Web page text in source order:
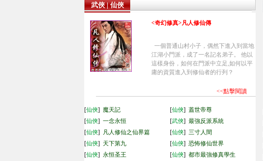
武俠 | 仙俠
<奇幻修真>凡人修仙傳
一個普通山村小子，偶然下進入到當地
江湖小門派，成了一名記名弟子。 他以
這樣身份，如何在門派中立足,如何以平
庸的資質進入到修仙者的行列？
<<點擊閱讀
[仙俠] 魔天記 [仙俠] 蓋世帝尊
[仙俠] 一念永恒 [武俠] 最強反派系統
[仙俠] 凡人修仙之仙界篇 [仙俠] 三寸人間
[仙俠] 天下第九 [仙俠] 恐怖修仙世界
[仙俠] 永恒圣王 [仙俠] 都市最強修真學生